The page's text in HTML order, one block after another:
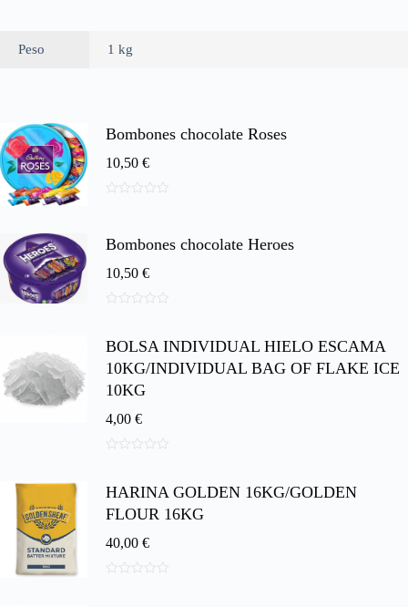
Peso 1 kg
Bombones chocolate Roses
10,50 €
5
Bombones chocolate Heroes
10,50 €
e
BOLSA INDIVIDUAL HIELO ESCAMA
10KG/INDIVIDUAL BAG OF FLAKE ICE
10KG
4,00 €
e
HARINA GOLDEN 16KG/GOLDEN
FLOUR 16KG
40,00 €